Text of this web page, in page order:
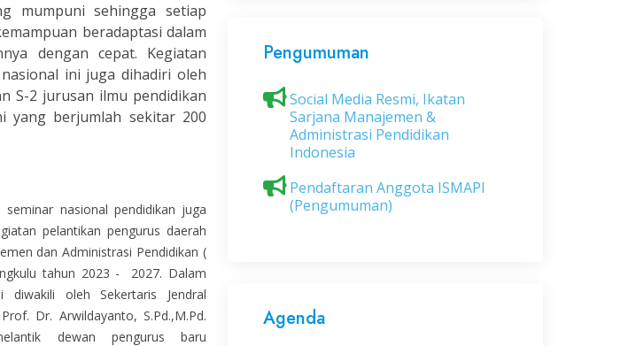
mumpuni sehingga setiap
beradaptasi dalam
dengan cepat. Kegiatan
ini juga dihadiri oleh
S-2 jurusan ilmu pendidikan
yang berjumlah sekitar 200
nasional pendidikan juga
pelantikan pengurus daerah
dan Administrasi Pendidikan (
tahun 2023 - 2027. Dalam
diwakili oleh Sekertaris Jendral
Dr. Arwildayanto, S.Pd.,M.Pd.
dewan pengurus baru
Pengumuman
Social Media Resmi, Ikatan
Sarjana Manajemen &
Administrasi Pendidikan
Indonesia
Pendaftaran Anggota ISMAPI
(Pengumuman)
Agenda